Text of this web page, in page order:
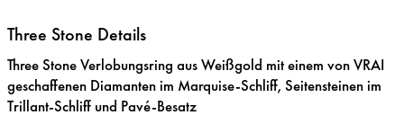
Three Stone Details
Three Stone Verlobungsring aus Weißgold mit einem von VRAI
geschaffenen Diamanten im Marquise-Schliff, Seitensteinen im
Trillant-Schliff und Pavé-Besatz